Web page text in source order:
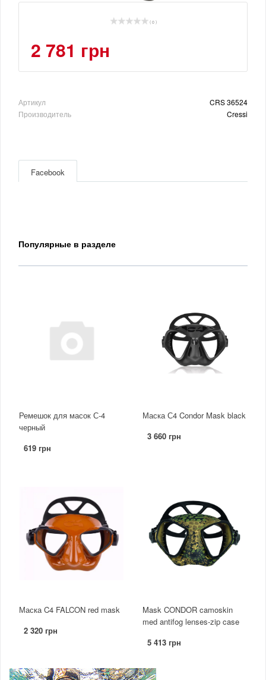
( 0 )
2 781 грн
Артикул
CRS 36524
Производитель
Cressi
Facebook
Популярные в разделе
Ремешок для масок С-4
черный
619 грн
Маска С4 Condor Mask black
3 660 грн
Маска C4 FALCON red mask
2 320 грн
Mask CONDOR camoskin
med antifog lenses-zip case
5 413 грн